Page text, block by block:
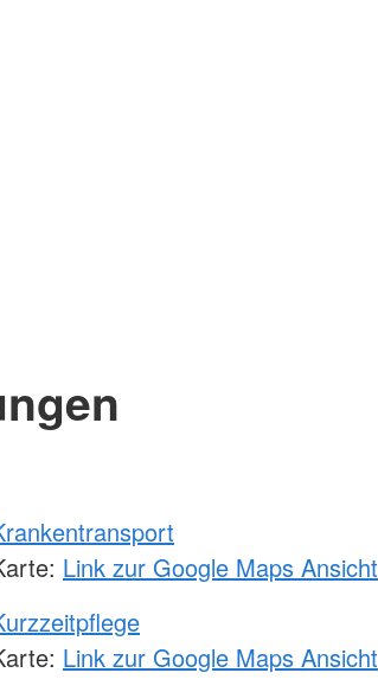
Link zur Google Maps Ansicht
Link zur Google Maps Ansicht